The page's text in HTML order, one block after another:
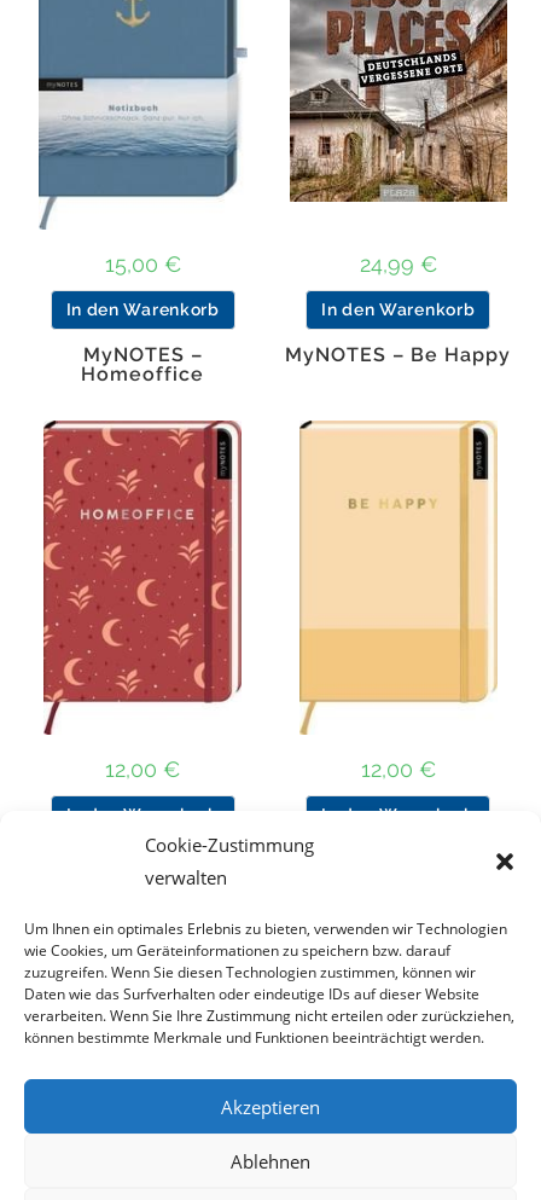
Cookie-Zustimmung
verwalten
Um Ihnen ein optimales Erlebnis zu bieten, verwenden wir Technologien
wie Cookies, um Geräteinformationen zu speichern bzw. darauf
zuzugreifen. Wenn Sie diesen Technologien zustimmen, können wir
Daten wie das Surfverhalten oder eindeutige IDs auf dieser Website
verarbeiten. Wenn Sie Ihre Zustimmung nicht erteilen oder zurückziehen,
können bestimmte Merkmale und Funktionen beeinträchtigt werden.
Akzeptieren
Ablehnen
15,00 €
In den Warenkorb
24,99 €
In den Warenkorb
MyNOTES –
Homeoffice
12,00 €
In den Warenkorb
MyNOTES – Be Happy
12,00 €
In den Warenkorb
Nach Preis filtern
Kategorie
auswählen
Datenschutz
Haftungsausschluss